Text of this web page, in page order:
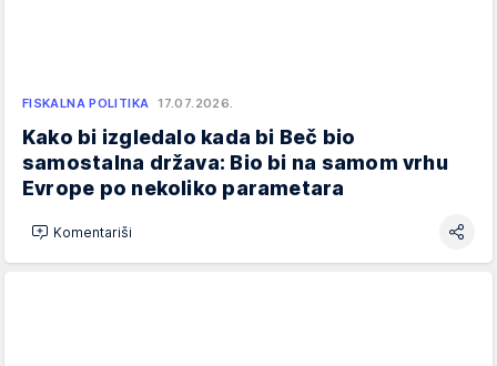
FISKALNA POLITIKA 17.07.2026.
Kako bi izgledalo kada bi Beč bio
samostalna država: Bio bi na samom vrhu
Evrope po nekoliko parametara
Komentariši